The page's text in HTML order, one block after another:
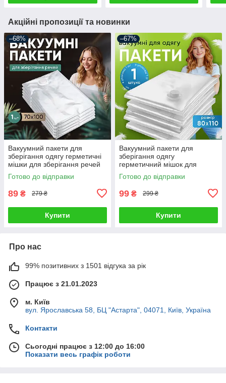
Акційні пропозиції та новинки
–68%
Вакуумний пакети для
зберігання одягу герметичні
мішки для зберігання речей
одягу рушників ковдр
органайзер для шафи
Готово до відправки
89 ₴ 279 ₴
Купити
–67%
Вакуумний пакети для
зберігання одягу
герметичний мішок для
зберігання речей рушників
ковдр органайзер 80х110 см
Готово до відправки
99 ₴ 299 ₴
Купити
Про нас
99% позитивних з 1501 відгука за рік
Працює з 21.01.2023
м. Київ
вул. Ярославська 58, БЦ "Астарта", 04071, Київ, Україна
Контакти
Сьогодні працює з 12:00 до 16:00
Показати весь графік роботи